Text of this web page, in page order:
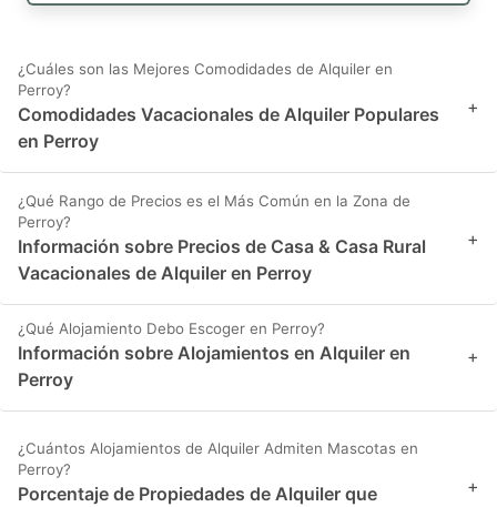
¿Cuáles son las Mejores Comodidades de Alquiler en
Perroy?
Comodidades Vacacionales de Alquiler Populares
en Perroy
+
¿Qué Rango de Precios es el Más Común en la Zona de
Perroy?
Información sobre Precios de Casa & Casa Rural
Vacacionales de Alquiler en Perroy
+
¿Qué Alojamiento Debo Escoger en Perroy?
Información sobre Alojamientos en Alquiler en
Perroy
+
¿Cuántos Alojamientos de Alquiler Admiten Mascotas en
Perroy?
Porcentaje de Propiedades de Alquiler que
+